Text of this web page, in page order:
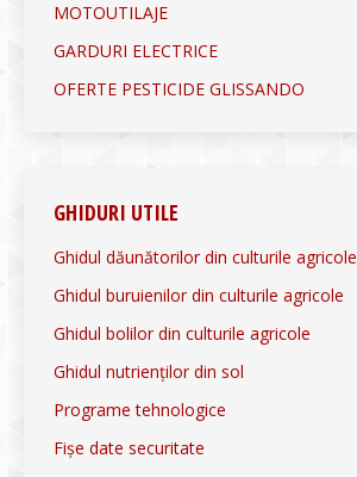
MOTOUTILAJE
GARDURI ELECTRICE
OFERTE PESTICIDE GLISSANDO
GHIDURI UTILE
Ghidul dăunătorilor din culturile agricole
Ghidul buruienilor din culturile agricole
Ghidul bolilor din culturile agricole
Ghidul nutrienților din sol
Programe tehnologice
Fișe date securitate